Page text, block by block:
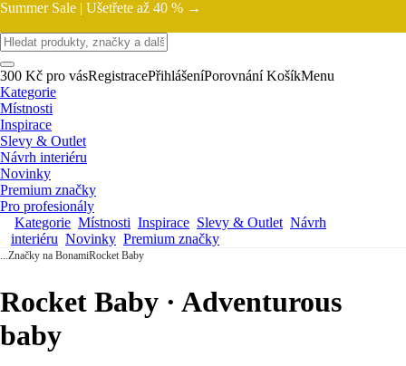
Summer Sale | Ušetřete až 40 % →
300 Kč pro vásRegistracePřihlášeníPorovnání KošíkMenu
Kategorie
Místnosti
Inspirace
Slevy & Outlet
Návrh interiéru
Novinky
Premium značky
Pro profesionály
Kategorie Místnosti Inspirace Slevy & Outlet Návrh
interiéru Novinky Premium značky
...Značky na BonamiRocket Baby
Rocket Baby · Adventurous
baby